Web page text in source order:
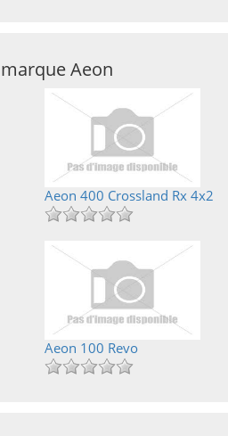
Aeon
Aeon 400 Crossland Rx 4x2
Aeon 100 Revo